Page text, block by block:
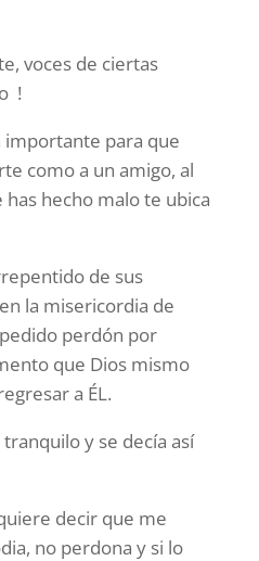
voces de ciertas
!
importante para que
como a un amigo, al
hecho malo te ubica
de sus
la misericordia de
perdón por
que Dios mismo
a ÉL.
y se decía así
decir que me
no perdona y si lo